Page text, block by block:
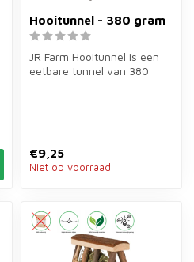
Hooitunnel - 380 gram
JR Farm Hooitunnel is een
eetbare tunnel van 380
€9,25
Niet op voorraad